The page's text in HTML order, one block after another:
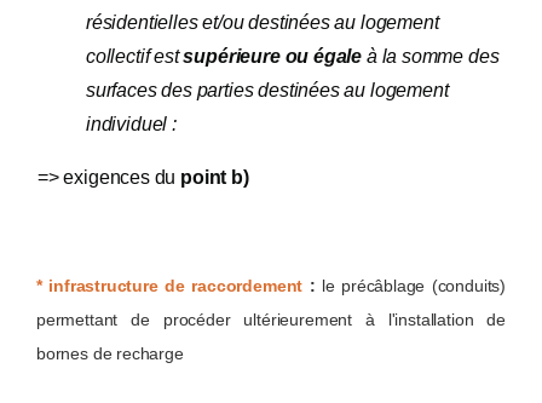
résidentielles et/ou destinées au logement
collectif estsupérieure ou égale à la somme des
surfaces des parties destinées au logement
individuel :
=> exigences du point b)
* infrastructure de raccordement : le précâblage (conduits)
permettant de procéder ultérieurement à l'installation de
bornes de recharge